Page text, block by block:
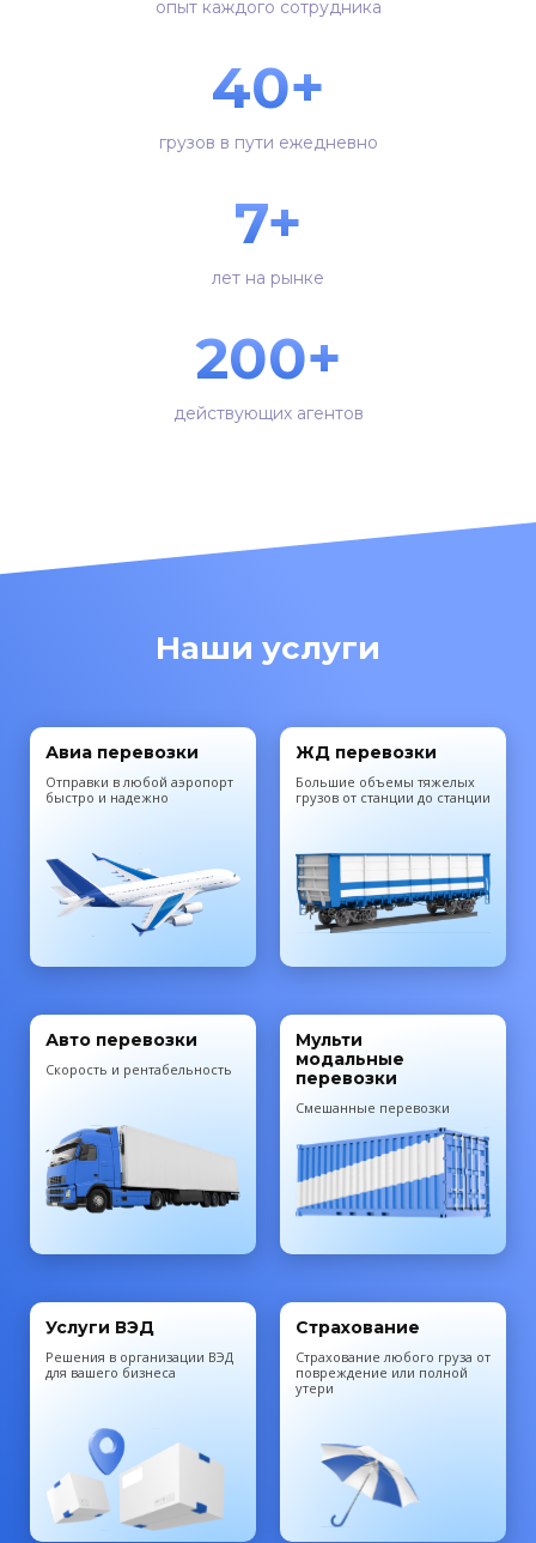
опыт каждого сотрудника
40+
грузов в пути ежедневно
7+
лет на рынке
200+
действующих агентов
Наши услуги
Авиа перевозки
Отправки в любой аэропорт
быстро и надежно
ЖД перевозки
Большие объемы тяжелых
грузов от станции до станции
Авто перевозки
Скорость и рентабельность
Мульти
модальные
перевозки
Смешанные перевозки
Услуги ВЭД
Решения в организации ВЭД
для вашего бизнеса
Страхование
Cтрахование любого груза от
повреждение или полной
утери